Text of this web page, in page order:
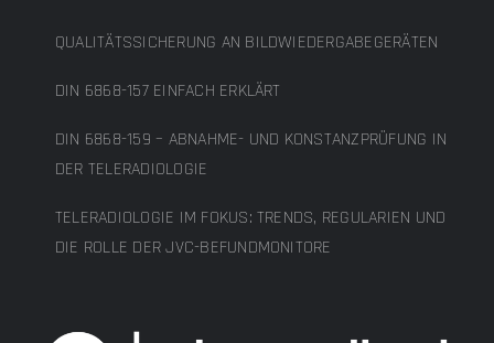
QUALITÄTSSICHERUNG AN BILDWIEDERGABEGERÄTEN
DIN 6868-157 EINFACH ERKLÄRT
DIN 6868-159 – ABNAHME- UND KONSTANZPRÜFUNG IN
DER TELERADIOLOGIE
TELERADIOLOGIE IM FOKUS: TRENDS, REGULARIEN UND
DIE ROLLE DER JVC-BEFUNDMONITORE